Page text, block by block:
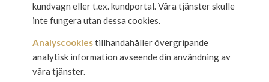
kundvagn eller t.ex. kundportal. Våra tjänster skulle
inte fungera utan dessa cookies.
Analyscookiestillhandahåller övergripande
analytisk information avseende din användning av
våra tjänster.